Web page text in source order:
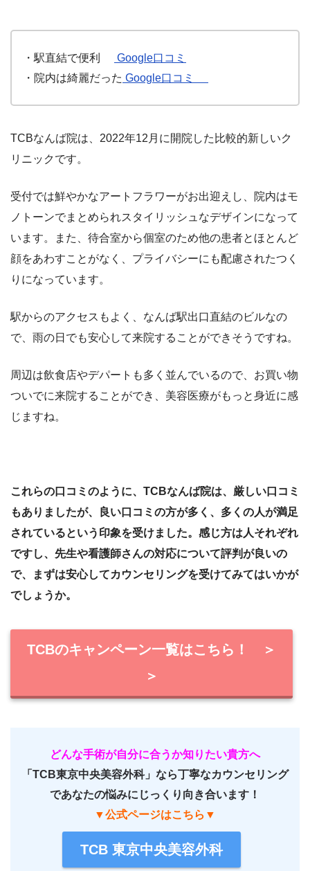
・駅直結で便利
Google口コミ
・院内は綺麗だった Google口コミ
TCBなんば院は、2022年12月に開院した比較的新しいク
リニックです。
受付では鮮やかなアートフラワーがお出迎えし、院内はモ
ノトーンでまとめられスタイリッシュなデザインになって
います。また、待合室から個室のため他の患者とほとんど
顔をあわすことがなく、プライバシーにも配慮されたつく
りになっています。
駅からのアクセスもよく、なんば駅出口直結のビルなの
で、雨の日でも安心して来院することができそうですね。
周辺は飲食店やデパートも多く並んでいるので、お買い物
ついでに来院することができ、美容医療がもっと身近に感
じますね。
これらの口コミのように、TCBなんば院は、厳しい口コミ
もありましたが、良い口コミの方が多く、多くの人が満足
されているという印象を受けました。 感じ方は人それぞれ
ですし、先生や看護師さんの対応について評判が良いの
で、まずは安心してカウンセリングを受けてみてはいかが
でしょうか。
TCBのキャンペーン一覧はこちら！ ＞
＞
どんな手術が自分に合うか知りたい貴方へ
「TCB東京中央美容外科」なら丁寧なカウンセリング
であなたの悩みにじっくり向き合います！
▼公式ページはこちら▼
TCB 東京中央美容外科